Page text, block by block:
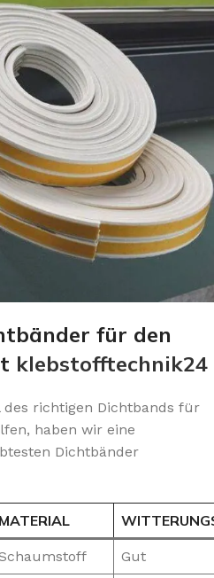
für den
klebstofftechnik24
richtigen Dichtbands für
haben wir eine
Dichtbänder
MATERIAL
Gut